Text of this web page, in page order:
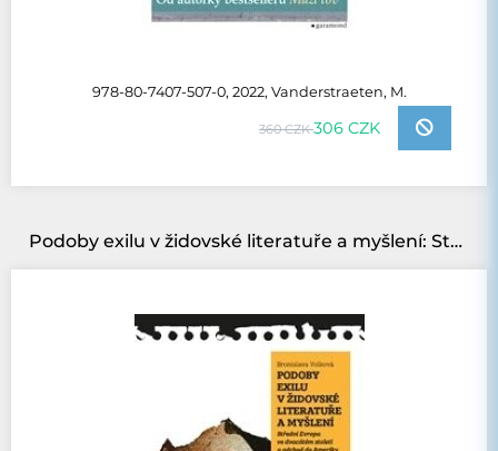
978-80-7407-507-0, 2022, Vanderstraeten, M.
360 CZK306 CZK
Podoby exilu v židovské literatuře a myšlení: Střední Evropa ve dvacátém století a odchod do Ameriky